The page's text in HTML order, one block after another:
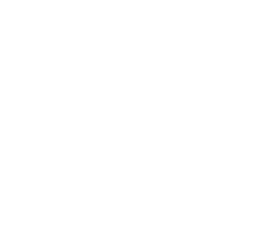
殚精竭虑，创办了中国第一家民营纺
起逃亡，二人历经家族与朝廷的重重考